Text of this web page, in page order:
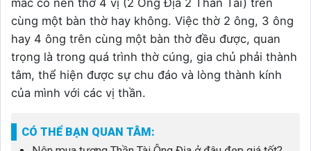
cùng một bàn thờ hay không. Việc thờ 2 ông, 3 ông
hay 4 ông trên cùng một bàn thờ đều được, quan
trọng là trong quá trình thờ cúng, gia chủ phải thành
tâm, thể hiện được sự chu đáo và lòng thành kính
của mình với các vị thần.
CÓ THỂ BẠN QUAN TÂM: